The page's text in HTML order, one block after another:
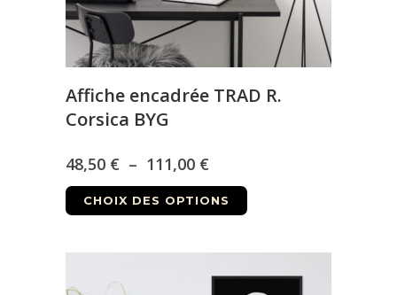
page
produit
Affiche encadrée TRAD R.
Corsica BYG
48,50 € – 111,00 €Plage
de
48,50 €
à
CHOIX DES OPTIONS
Ce
produit
plusieurs
variations.